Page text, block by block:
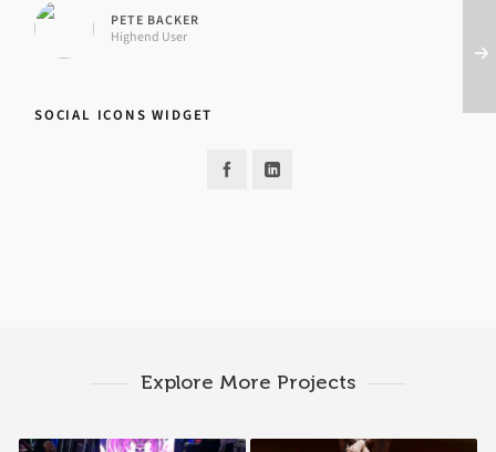
PETE BACKER
Highend User
SOCIAL ICONS WIDGET
Explore More Projects